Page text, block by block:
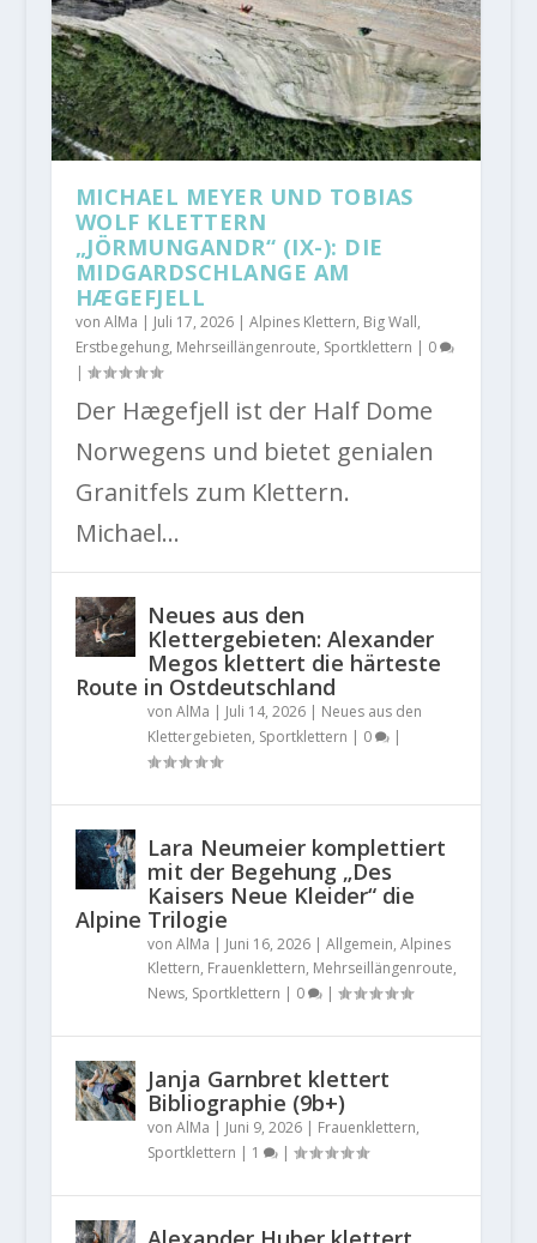
MICHAEL MEYER UND TOBIAS
WOLF KLETTERN
„JÖRMUNGANDR“ (IX-): DIE
MIDGARDSCHLANGE AM
HÆGEFJELL
von AlMa | Juli 17, 2026| Alpines Klettern, Big Wall,
Erstbegehung, Mehrseillängenroute, Sportklettern | 0
|
Der Hægefjell ist der Half Dome
Norwegens und bietet genialen
Granitfels zum Klettern.
Michael...
Neues aus den
Klettergebieten: Alexander
Megos klettert die härteste
Route in Ostdeutschland
von AlMa | Juli 14, 2026| Neues aus den
Klettergebieten, Sportklettern | 0 |
Lara Neumeier komplettiert
mit der Begehung „Des
Kaisers Neue Kleider“ die
Alpine Trilogie
von AlMa | Juni 16, 2026| Allgemein, Alpines
Klettern, Frauenklettern, Mehrseillängenroute,
News, Sportklettern | 0 |
Janja Garnbret klettert
Bibliographie (9b+)
von AlMa | Juni 9, 2026| Frauenklettern,
Sportklettern | 1 |